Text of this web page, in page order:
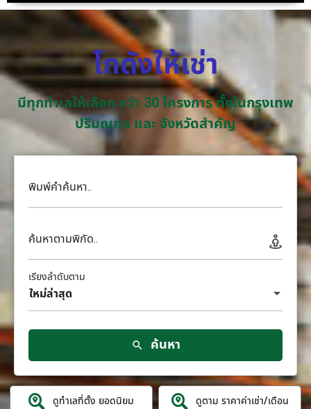
โกดังให้เช่า
มีทุกทำเลให้เลือก กว่า 30 โครงการ ทั้งในกรุงเทพ
ปริมณฑล และ จังหวัดสำคัญ
พิมพ์คำค้นหา..
ค้นหาตามพิกัด..
ใหม่ล่าสุด
เรียงลำดับตาม
ค้นหา
ดูทำเลที่ตั้ง ยอดนิยม ดูตาม ราคาค่าเช่า/เดือน